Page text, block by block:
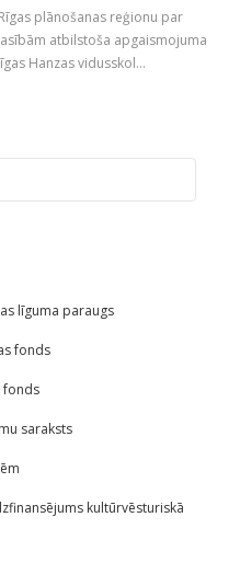
plānošanas reģionu par
atbilstoša apgaismojuma
Hanzas vidusskol...
līguma paraugs
fonds
fonds
saraksts
kultūrvēsturiskā